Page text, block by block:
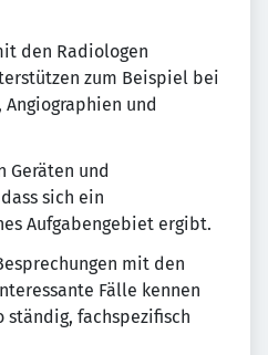
den Radiologen
zum Beispiel bei
und
Geräten und
sich ein
Aufgabengebiet ergibt.
mit den
Fälle kennen
ständig, fachspezifisch